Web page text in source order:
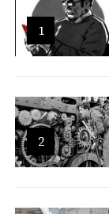
1
2